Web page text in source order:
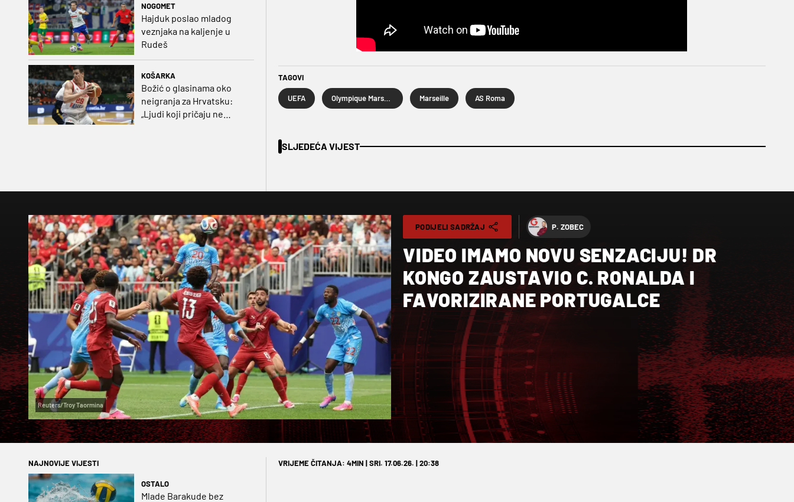
NOGOMET
Hajduk poslao mladog
veznjaka na kaljenje u
Rudeš
KOŠARKA
Božić o glasinama oko
neigranja za Hrvatsku:
„Ljudi koji pričaju ne
TAGOVI
UEFA Olympique Marseille Marseille AS Roma
SLJEDEĆA VIJEST
Reuters/Troy Taormina
PODIJELI SADRŽAJ P. ZOBEC
VIDEO IMAMO NOVU SENZACIJU! DR
KONGO ZAUSTAVIO C. RONALDA I
FAVORIZIRANE PORTUGALCE
NAJNOVIJE VIJESTI
OSTALO
Mlade Barakude bez
VRIJEME ČITANJA: 4MIN | SRI. 17.06.26. | 20:38